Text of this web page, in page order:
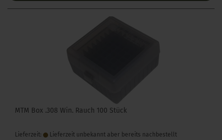
MTM Box .308 Win. Rauch 100 Stück
Lieferzeit: Lieferzeit unbekannt aber bereits nachbestellt